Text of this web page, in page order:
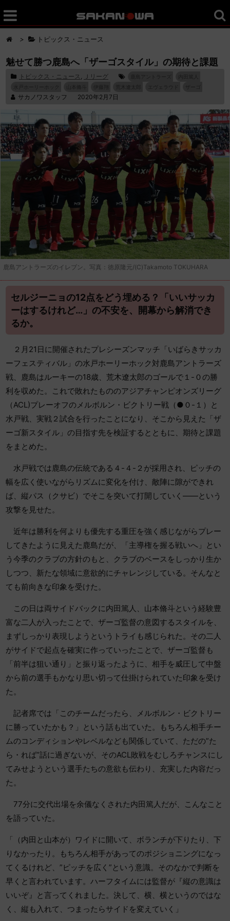
> トピックス・ニュース
魅せて勝つ鹿島へ「ザーゴスタイル」の期待と課題
トピックス・ニュース , Ｊリーグ
山本脩斗 伊藤翔
サカノワスタッフ 2020年2月7日
鹿島アントラーズのイレブン。写真：徳原隆元/(C)Takamoto TOKUHARA
セルジーニョの12点をどう埋める？「いいサッカ
ーはするけれど…」の不安を、開幕から解消でき
るか。
２月21日に開催されたプレシーズンマッチ「いばらきサッカ
ーフェスティバル」の水戸ホーリーホック対鹿島アントラーズ
戦、鹿島はルーキーの18歳、荒木遼太郎のゴールで１-０の勝
利を収めた。これで敗れたもののアジアチャンピオンズリーグ
（ACL)プレーオフのメルボルン・ビクトリー戦（●０-１）と
水戸戦、実戦２試合を行ったことになり、そこから見えた「ザ
ーゴ新スタイル」の目指す先を検証するとともに、期待と課題
をまとめた。
水戸戦では鹿島の伝統である４-４-２が採用され、ピッチの
幅を広く使いながらリズムに変化を付け、敵陣に隙ができれ
ば、縦パス（クサビ）でそこを突いて打開していく――という
攻撃を見せた。
近年は勝利を何よりも優先する重圧を強く感じながらプレー
してきたように見えた鹿島だが、「主導権を握る戦いへ」とい
う今季のクラブの方針のもと、クラブのベースをしっかり生か
しつつ、新たな領域に意欲的にチャレンジしている。そんなと
ても前向きな印象を受けた。
この日は両サイドバックに内田篤人、山本脩斗という経験豊
富な二人が入ったことで、ザーゴ監督の意図するスタイルを、
まずしっかり表現しようというトライも感じられた。その二人
がサイドで起点を確実に作っていったことで、ザーゴ監督も
「前半は狙い通り」と振り返ったように、相手を威圧して中盤
から前の選手もかなり思い切って仕掛けられていた印象を受け
た。
記者席では「このチームだったら、メルボルン・ビクトリー
に勝っていたかも？」という話も出ていた。もちろん相手チー
ムのコンディションやレベルなども関係していて、ただの”た
ら・れば”話に過ぎないが、そのACL敗戦をむしろチャンスにし
てみせようという選手たちの意欲も伝わり、充実した内容だっ
た。
77分に交代出場を余儀なくされた内田篤人だが、こんなこと
を語っていた。
「（内田と山本が）ワイドに開いて、ボランチが下りたり、下
りなかったり。もちろん相手があってのポジショニングになっ
てくるけれど、”ピッチを広く”という意識。そのなかで判断を
早くと言われています。ハーフタイムには監督が『縦の意識は
いいぞ』と言ってくれました。決して、横、横というのではな
く、縦も入れて、つまったらサイドを変えていく」